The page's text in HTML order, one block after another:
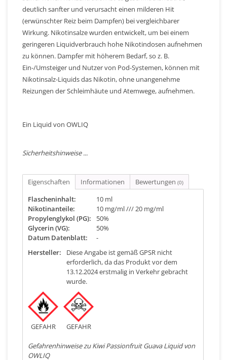
deutlich sanfter und verursacht einen milderen Hit
(erwünschter Reiz beim Dampfen) bei vergleichbarer
Wirkung. Nikotinsalze wurden entwickelt, um bei einem
geringeren Liquidverbrauch hohe Nikotindosen aufnehmen
zu können. Dampfer mit höherem Bedarf, so z. B.
Ein-/Umsteiger und Nutzer von Pod-Systemen, können mit
Nikotinsalz-Liquids das Nikotin, ohne unangenehme
Reizungen der Schleimhäute und Atemwege, aufnehmen.
Ein Liquid von OWLIQ
Sicherheitshinweise ...
Eigenschaften Informationen Bewertungen (0)
Flascheninhalt:
10 ml
Nikotinanteile:
10 mg/ml /// 20 mg/ml
Propylenglykol (PG):
50%
Glycerin (VG):
50%
Datum Datenblatt:
-
Hersteller:
Diese Angabe ist gemäß GPSR nicht
erforderlich, da das Produkt vor dem
13.12.2024 erstmalig in Verkehr gebracht
wurde.
GEFAHR GEFAHR
Gefahrenhinweise zu Kiwi Passionfruit Guava Liquid von
OWLIQ